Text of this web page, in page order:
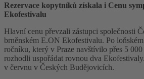
Rezervace kopytníků získala i Cenu
Ekofestivalu
Hlavní cenu převzali zástupci společnosti
brněnském E.ON Ekofestivalu. Po
ročníku, který v Praze navštívilo přes 5
rozhodli uspořádat rovnou dva
v červnu v Českých Budějovicích.